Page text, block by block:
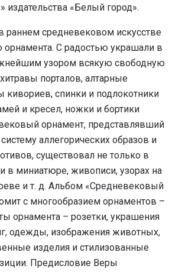
издательства «Белый город».
раннем средневековом искусстве
С радостью украшали в
узором всякую свободную
порталов, алтарные
кивориев, спинки и подлокотники
и кресел, ножки и бортики
орнамент, представлявший
аллегорических образов и
существовал не только в
и в миниатюре, живописи, узорах на
и т. д. Альбом «Средневековый
с многообразием орнаментов –
орнамента – розетки, украшения
одежды, изображения животных,
изделия и стилизованные
Предисловие Веры